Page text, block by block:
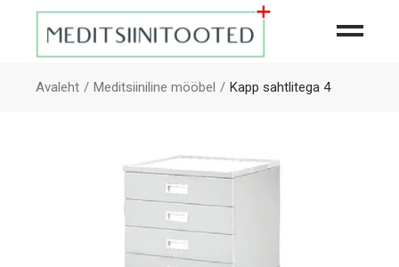
Avaleht Meditsiiniline mööbel Kapp sahtlitega 4